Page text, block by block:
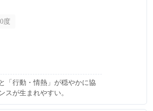
度
「行動・情熱」が穏やかに協
スが生まれやすい。